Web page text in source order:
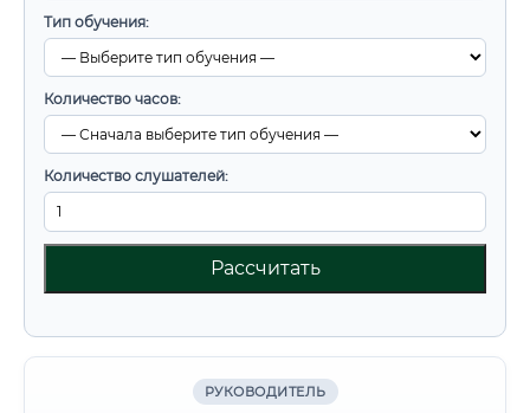
Тип обучения:
Количество часов:
Количество слушателей:
Рассчитать
РУКОВОДИТЕЛЬ